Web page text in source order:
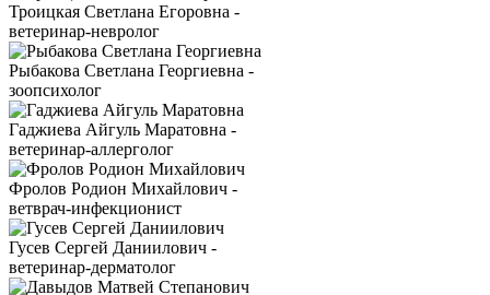
Троицкая Светлана Егоровна -
ветеринар-невролог
Рыбакова Светлана Георгиевна -
зоопсихолог
Гаджиева Айгуль Маратовна -
ветеринар-аллерголог
Фролов Родион Михайлович -
ветврач-инфекционист
Гусев Сергей Даниилович -
ветеринар-дерматолог